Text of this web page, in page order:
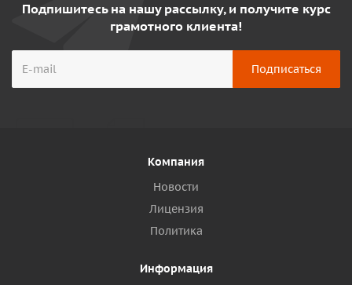
Подпишитесь на нашу рассылку, и получите курс
грамотного клиента!
Компания
Новости
Лицензия
Политика
Информация